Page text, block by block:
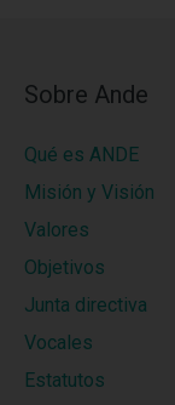
Sobre Ande
Qué es ANDE
Misión y Visión
Valores
Objetivos
Junta directiva
Vocales
Estatutos